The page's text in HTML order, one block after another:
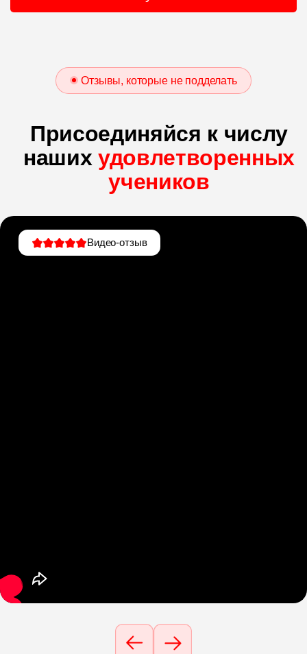
Отзывы, которые не подделать
Присоединяйся к числу
наших удовлетворенных
учеников
Видео-отзыв